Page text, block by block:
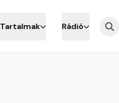
Tartalmak Rádió